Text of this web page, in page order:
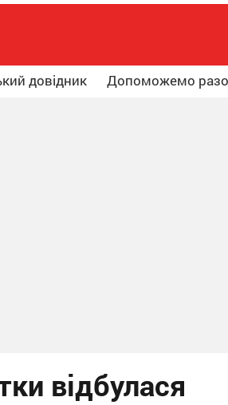
довідник Допоможемо
відбулася